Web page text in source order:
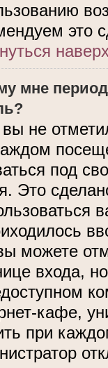
это
мне
не
под
Это
можете
входа,
кафе,
при